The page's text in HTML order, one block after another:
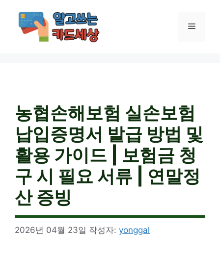
메
농협손해보험 실손보험
납입증명서 발급 방법 및
활용 가이드 | 보험금 청
구 시 필요 서류 | 연말정
산 증빙
2026년 04월 23일 작성자: yonggal